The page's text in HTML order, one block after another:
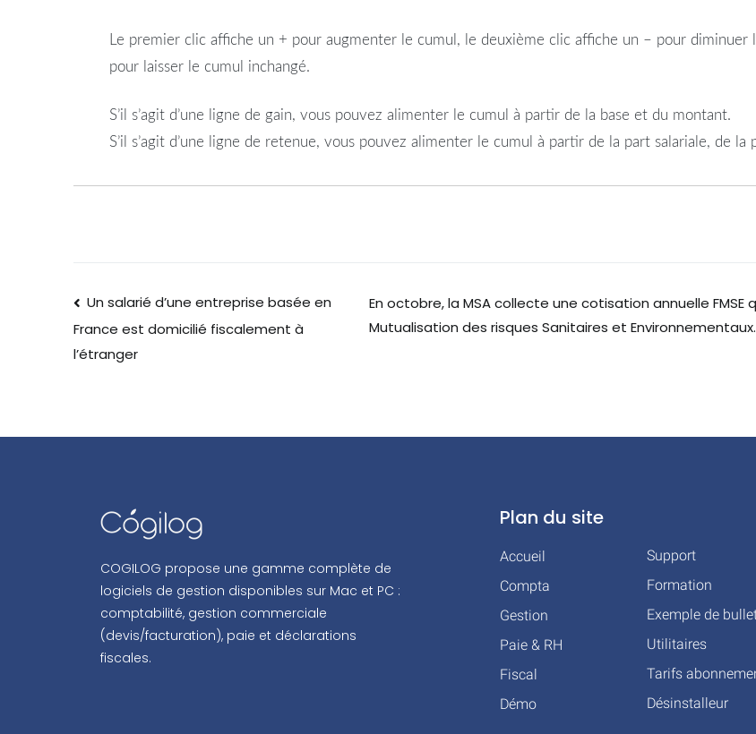
Le premier clic affiche un + pour augmenter le cumul, le deuxième clic affiche un – pour
pour laisser le cumul inchangé.
S’il s’agit d’une ligne de gain, vous pouvez alimenter le cumul à partir de la base et du montant.
S’il s’agit d’une ligne de retenue, vous pouvez alimenter le cumul à partir de la part salariale, de la
Un salarié d’une entreprise basée en
France est domicilié fiscalement à
l’étranger
En octobre, la MSA collecte une cotisation annuelle
Mutualisation des risques Sanitaires et
COGILOG propose une gamme complète de
logiciels de gestion disponibles sur Mac et PC :
comptabilité, gestion commerciale
(devis/facturation), paie et déclarations
fiscales.
Plan du site
Accueil
Compta
Gestion
Paie & RH
Fiscal
Démo
Support
Formation
Exemple de
Utilitaires
Tarifs
Désinstalleur